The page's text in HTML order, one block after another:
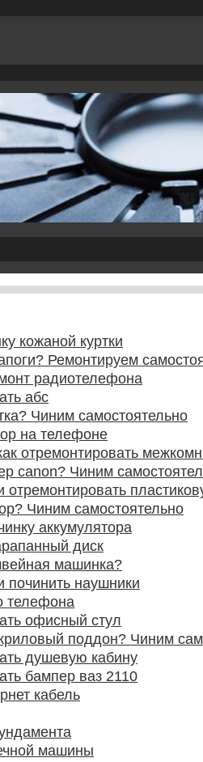
кожаной куртки
Ремонтируем
радиотелефона
абс
Чиним самостоятельно
на телефоне
отремонтировать
canon? Чиним
отремонтировать
Чиним самостоятельно
аккумулятора
диск
машинка?
починить наушники
телефона
офисный стул
поддон? Чиним
душевую кабину
бампер ваз 2110
кабель
машины